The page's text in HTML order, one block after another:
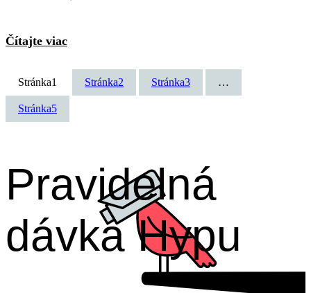
Čítajte viac
Stránka1 Stránka2 Stránka3 …
Stránka5
Pravidelná
dávka Hypu